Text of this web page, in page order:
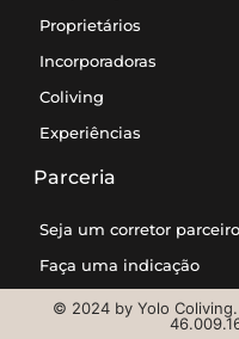
Proprietários
Incorporadoras
Coliving
Experiências
Parceria
Seja um corretor parceiro
Faça uma indicação
© 2024 by Yolo